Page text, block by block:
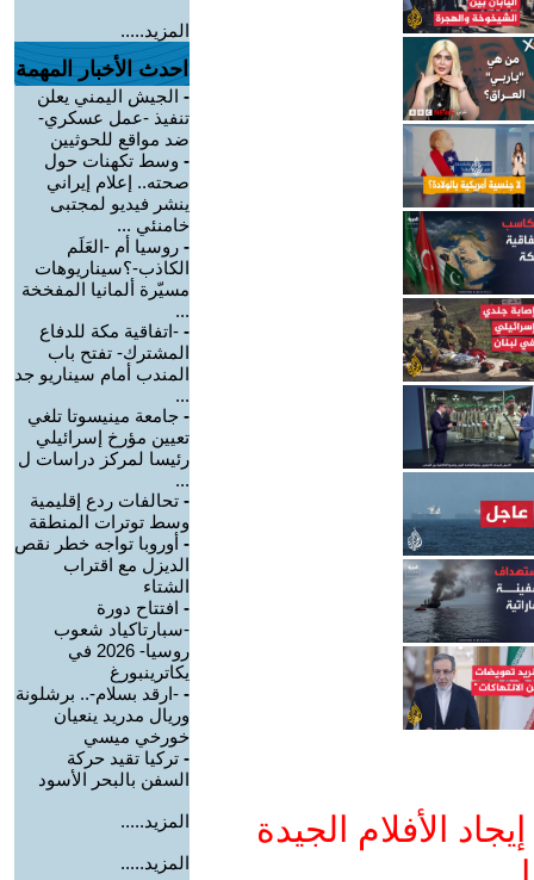
الأفلام الجيدة
المزيد.....
احدث الأخبار المهمة
- الجيش اليمني يعلن
تنفيذ -عمل عسكري-
ضد مواقع للحوثيين
- وسط تكهنات حول
صحته.. إعلام إيراني
ينشر فيديو لمجتبى
خامنئي ...
- روسيا أم -العَلَم
الكاذب-؟سيناريوهات
مسيّرة ألمانيا المفخخة
...
- -اتفاقية مكة للدفاع
المشترك- تفتح باب
المندب أمام سيناريو جد
...
- جامعة مينيسوتا تلغي
تعيين مؤرخ إسرائيلي
رئيسا لمركز دراسات ل
...
- تحالفات ردع إقليمية
وسط توترات المنطقة
- أوروبا تواجه خطر نقص
الديزل مع اقتراب
الشتاء
- افتتاح دورة
-سبارتاكياد شعوب
روسيا- 2026 في
يكاترينبورغ
- -ارقد بسلام-.. برشلونة
وريال مدريد ينعيان
خورخي ميسي
- تركيا تقيد حركة
السفن بالبحر الأسود
المزيد.....
المزيد.....